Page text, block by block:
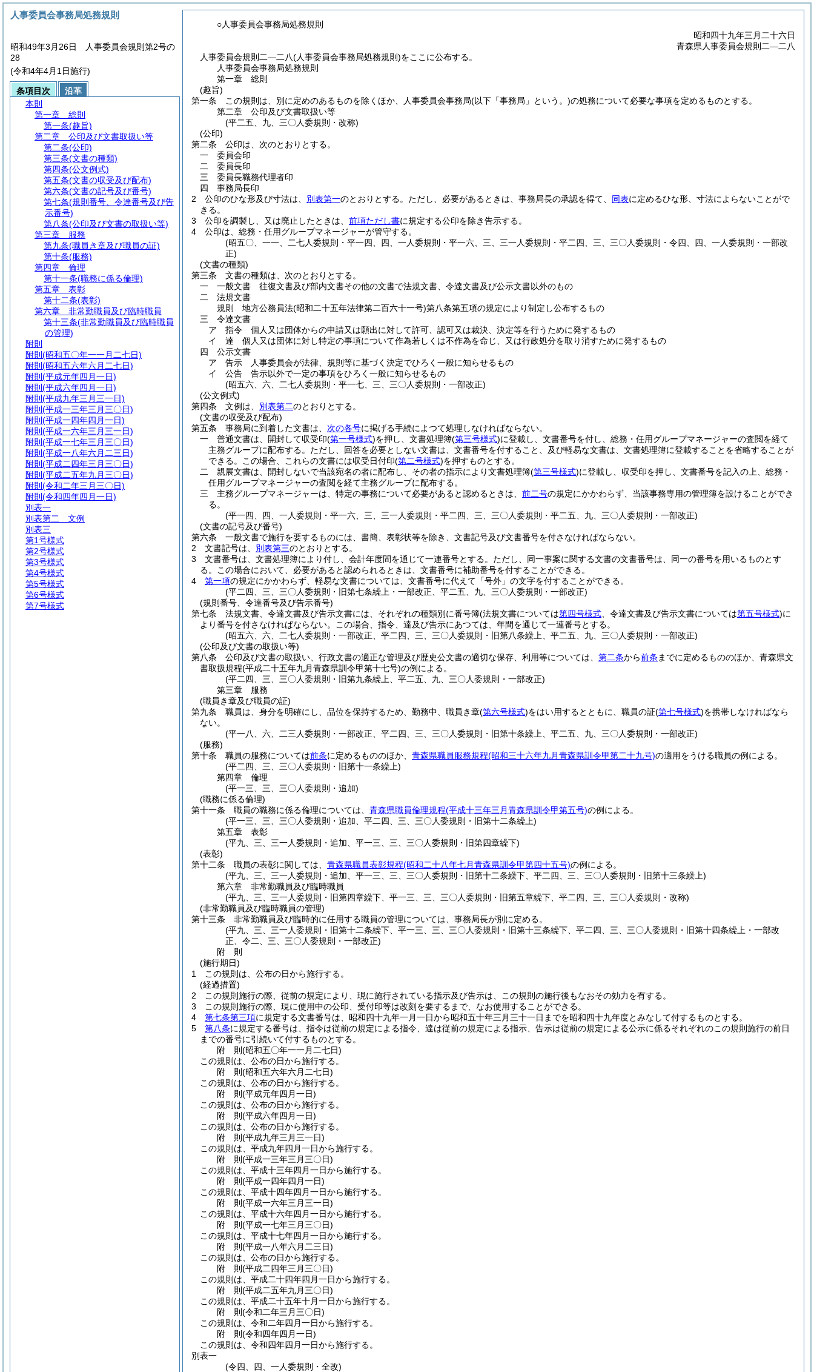
○人事委員会事務局処務規則
昭和四十九年三月二十六日
青森県人事委員会規則二―二八
人事委員会規則二―二八(人事委員会事務局処務規則)をここに公布する。
人事委員会事務局処務規則
第一章
総則
(趣旨)
第一条
この規則は、別に定めのあるものを除くほか、人事委員会事務局(以下「事務局」という。)の処務について必要な事項を定めるものとする。
第二章
公印及び文書取扱い等
(平二五、九、三〇人委規則・改称)
(公印)
第二条
公印は、次のとおりとする。
一
委員会印
二
委員長印
三
委員長職務代理者印
四
事務局長印
2
公印のひな形及び寸法は、 別表第一のとおりとする。 ただし、必要があるときは、事務局長の承認を得て、 同表に定めるひな形、寸法によらないことがで
きる。
3
公印を調製し、又は廃止したときは、 前項ただし書に規定する公印を除き告示する。
4
公印は、総務・任用グループマネージャーが管守する。
(昭五〇、一一、二七人委規則・平一四、四、一人委規則・平一六、三、三一人委規則・平二四、三、三〇人委規則・令四、四、一人委規則・一部改
正)
(文書の種類)
第三条
文書の種類は、次のとおりとする。
一
一般文書 往復文書及び部内文書その他の文書で法規文書、令達文書及び公示文書以外のもの
二
法規文書
規則 地方公務員法(昭和二十五年法律第二百六十一号)第八条第五項の規定により制定し公布するもの
三
令達文書
ア
指令 個人又は団体からの申請又は願出に対して許可、認可又は裁決、決定等を行うために発するもの
イ
達 個人又は団体に対し特定の事項について作為若しくは不作為を命じ、又は行政処分を取り消すために発するもの
四
公示文書
ア
告示 人事委員会が法律、規則等に基づく決定でひろく一般に知らせるもの
イ
公告 告示以外で一定の事項をひろく一般に知らせるもの
(昭五六、六、二七人委規則・平一七、三、三〇人委規則・一部改正)
(公文例式)
第四条
文例は、 別表第二のとおりとする。
(文書の収受及び配布)
第五条
事務局に到着した文書は、 次の各号に掲げる手続によつて処理しなければならない。
一
普通文書は、開封して収受印(第一号様式)を押し、文書処理簿(第三号様式)に登載し、文書番号を付し、総務・任用グループマネージャーの査閲を経て
主務グループに配布する。 ただし、回答を必要としない文書は、文書番号を付すること、及び軽易な文書は、文書処理簿に登載することを省略することが
できる。
この場合、これらの文書には収受日付印(第二号様式)を押すものとする。
二
親展文書は、開封しないで当該宛名の者に配布し、その者の指示により文書処理簿(第三号様式)に登載し、収受印を押し、文書番号を記入の上、総務・
任用グループマネージャーの査閲を経て主務グループに配布する。
三
主務グループマネージャーは、特定の事務について必要があると認めるときは、 前二号の規定にかかわらず、当該事務専用の管理簿を設けることができ
る。
(平一四、四、一人委規則・平一六、三、三一人委規則・平二四、三、三〇人委規則・平二五、九、三〇人委規則・一部改正)
(文書の記号及び番号)
第六条
一般文書で施行を要するものには、書簡、表彰状等を除き、文書記号及び文書番号を付さなければならない。
2
文書記号は、 別表第三のとおりとする。
3
文書番号は、文書処理簿により付し、会計年度間を通じて一連番号とする。 ただし、同一事案に関する文書の文書番号は、同一の番号を用いるものとす
る。
この場合において、必要があると認められるときは、文書番号に補助番号を付することができる。
4
第一項の規定にかかわらず、軽易な文書については、文書番号に代えて「号外」の文字を付することができる。
(平二四、三、三〇人委規則・旧第七条繰上・一部改正、平二五、九、三〇人委規則・一部改正)
(規則番号、令達番号及び告示番号)
第七条
法規文書、令達文書及び告示文書には、それぞれの種類別に番号簿(法規文書については第四号様式 、令達文書及び告示文書については第五号様式)に
より番号を付さなければならない。
この場合、指令、達及び告示にあつては、年間を通じて一連番号とする。
(昭五六、六、二七人委規則・一部改正、平二四、三、三〇人委規則・旧第八条繰上、平二五、九、三〇人委規則・一部改正)
(公印及び文書の取扱い等)
第八条
公印及び文書の取扱い、行政文書の適正な管理及び歴史公文書の適切な保存、利用等については、 第二条から前条 までに定めるもののほか、青森県文
書取扱規程(平成二十五年九月青森県訓令甲第十七号)の例による。
(平二四、三、三〇人委規則・旧第九条繰上、平二五、九、三〇人委規則・一部改正)
第三章
服務
(職員き章及び職員の証)
第九条
職員は、身分を明確にし、品位を保持するため、勤務中、職員き章(第六号様式)をはい用するとともに、職員の証(第七号様式)を携帯しなければなら
ない。
(平一八、六、二三人委規則・一部改正、平二四、三、三〇人委規則・旧第十条繰上、平二五、九、三〇人委規則・一部改正)
(服務)
第十条
職員の服務については前条に定めるもののほか、 青森県職員服務規程(昭和三十六年九月青森県訓令甲第二十九号)の適用をうける職員の例による。
(平二四、三、三〇人委規則・旧第十一条繰上)
第四章
倫理
(平一三、三、三〇人委規則・追加)
(職務に係る倫理)
第十一条
職員の職務に係る倫理については、 青森県職員倫理規程(平成十三年三月青森県訓令甲第五号)の例による。
(平一三、三、三〇人委規則・追加、平二四、三、三〇人委規則・旧第十二条繰上)
第五章
表彰
(平九、三、三一人委規則・追加、平一三、三、三〇人委規則・旧第四章繰下)
(表彰)
第十二条
職員の表彰に関しては、 青森県職員表彰規程(昭和二十八年七月青森県訓令甲第四十五号)の例による。
(平九、三、三一人委規則・追加、平一三、三、三〇人委規則・旧第十二条繰下、平二四、三、三〇人委規則・旧第十三条繰上)
第六章
非常勤職員及び臨時職員
(平九、三、三一人委規則・旧第四章繰下、平一三、三、三〇人委規則・旧第五章繰下、平二四、三、三〇人委規則・改称)
(非常勤職員及び臨時職員の管理)
第十三条
非常勤職員及び臨時的に任用する職員の管理については、事務局長が別に定める。
(平九、三、三一人委規則・旧第十二条繰下、平一三、三、三〇人委規則・旧第十三条繰下、平二四、三、三〇人委規則・旧第十四条繰上・一部改
正、令二、三、三〇人委規則・一部改正)
附 則
(施行期日)
1
この規則は、公布の日から施行する。
(経過措置)
2
この規則施行の際、従前の規定により、現に施行されている指示及び告示は、この規則の施行後もなおその効力を有する。
3
この規則施行の際、現に使用中の公印、受付印等は改刻を要するまで、なお使用することができる。
4
第七条第三項に規定する文書番号は、昭和四十九年一月一日から昭和五十年三月三十一日までを昭和四十九年度とみなして付するものとする。
5
第八条に規定する番号は、指令は従前の規定による指令、達は従前の規定による指示、告示は従前の規定による公示に係るそれぞれのこの規則施行の前日
までの番号に引続いて付するものとする。
附 則(昭和五〇年一一月二七日)
この規則は、公布の日から施行する。
附 則(昭和五六年六月二七日)
この規則は、公布の日から施行する。
附 則(平成元年四月一日)
この規則は、公布の日から施行する。
附 則(平成六年四月一日)
この規則は、公布の日から施行する。
附 則(平成九年三月三一日)
この規則は、平成九年四月一日から施行する。
附 則(平成一三年三月三〇日)
この規則は、平成十三年四月一日から施行する。
附 則(平成一四年四月一日)
この規則は、平成十四年四月一日から施行する。
附 則(平成一六年三月三一日)
この規則は、平成十六年四月一日から施行する。
附 則(平成一七年三月三〇日)
この規則は、平成十七年四月一日から施行する。
附 則(平成一八年六月二三日)
この規則は、公布の日から施行する。
附 則(平成二四年三月三〇日)
この規則は、平成二十四年四月一日から施行する。
附 則(平成二五年九月三〇日)
この規則は、平成二十五年十月一日から施行する。
附 則(令和二年三月三〇日)
この規則は、令和二年四月一日から施行する。
附 則(令和四年四月一日)
この規則は、令和四年四月一日から施行する。
別表一
(令四、四、一人委規則・全改)
人事委員会事務局処務規則
昭和49年3月26日 人事委員会規則第2号の
28
(令和4年4月1日施行)
条項目次
沿革
本則
第一章
総則
第一条(趣旨)
第二章
公印及び文書取扱い等
第二条(公印)
第三条(文書の種類)
第四条(公文例式)
第五条(文書の収受及び配布)
第六条(文書の記号及び番号)
第七条(規則番号、令達番号及び告
示番号)
第八条(公印及び文書の取扱い等)
第三章
服務
第九条(職員き章及び職員の証)
第十条(服務)
第四章
倫理
第十一条(職務に係る倫理)
第五章
表彰
第十二条(表彰)
第六章
非常勤職員及び臨時職員
第十三条(非常勤職員及び臨時職員
の管理)
附則
附則 (昭和五〇年一一月二七日)
附則 (昭和五六年六月二七日)
附則 (平成元年四月一日)
附則 (平成六年四月一日)
附則 (平成九年三月三一日)
附則 (平成一三年三月三〇日)
附則 (平成一四年四月一日)
附則 (平成一六年三月三一日)
附則 (平成一七年三月三〇日)
附則 (平成一八年六月二三日)
附則 (平成二四年三月三〇日)
附則 (平成二五年九月三〇日)
附則 (令和二年三月三〇日)
附則 (令和四年四月一日)
別表一
別表第二
文例
別表三
第1号様式
第2号様式
第3号様式
第4号様式
第5号様式
第6号様式
第7号様式